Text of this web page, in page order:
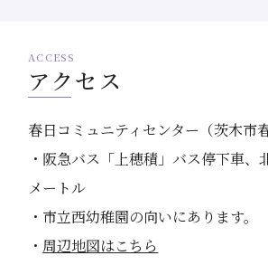
アクセス
ACCESS
春日コミュニティセンター（茨木市春
・阪急バス「上穂積」バス停下車、
メートル
・市立西幼稚園の向いにあります。
・ 周辺地図はこちら